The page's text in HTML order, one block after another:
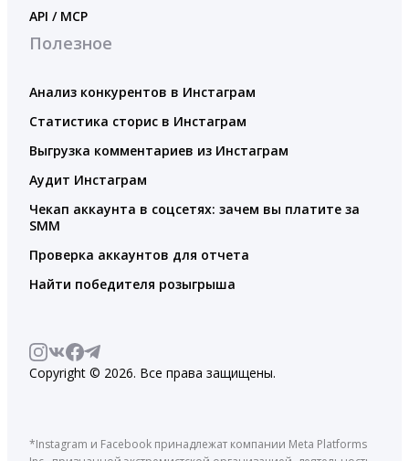
API / MCP
Полезное
Анализ конкурентов в Инстаграм
Статистика сторис в Инстаграм
Выгрузка комментариев из Инстаграм
Аудит Инстаграм
Чекап аккаунта в соцсетях: зачем вы платите за
SMM
Проверка аккаунтов для отчета
Найти победителя розыгрыша
Copyright © 2026. Все права защищены.
*Instagram и Facebook принадлежат компании Meta Platforms